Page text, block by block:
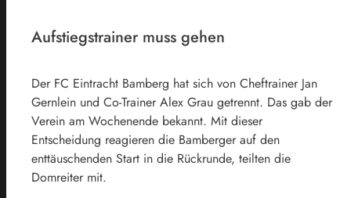
Aufstiegstrainer muss gehen
Der FC Eintracht Bamberg hat sich von Cheftrainer Jan
Gernlein und Co-Trainer Alex Grau getrennt. Das gab der
Verein am Wochenende bekannt. Mit dieser
Entscheidung reagieren die Bamberger auf den
enttäuschenden Start in die Rückrunde, teilten die
Domreiter mit.